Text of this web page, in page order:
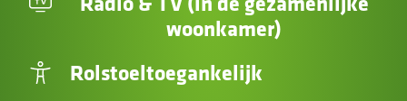
woonkamer)
Rolstoeltoegankelijk